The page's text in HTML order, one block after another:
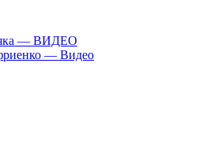
— ВИДЕО
— Видео